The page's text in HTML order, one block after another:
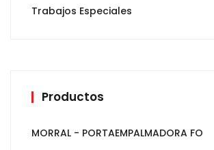
Trabajos Especiales
Productos
MORRAL - PORTAEMPALMADORA FO